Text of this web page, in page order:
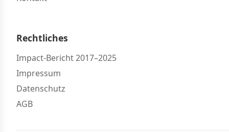
Rechtliches
Impact-Bericht 2017–2025
Impressum
Datenschutz
AGB